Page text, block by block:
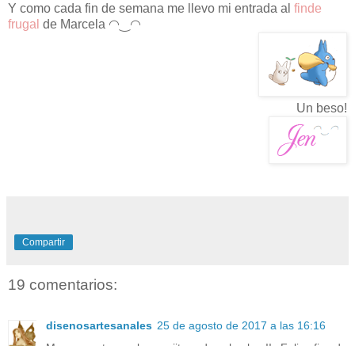
Y como cada fin de semana me llevo mi entrada al finde
frugal de Marcela ◠‿◠
Un beso!
Compartir
19 comentarios:
disenosartesanales 25 de agosto de 2017 a las 16:16